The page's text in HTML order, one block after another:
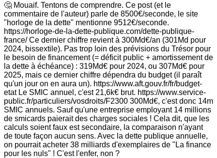
🤔 Mouaif. Tentons de comprendre. Ce post (et le
commentaire de l'auteur) parle de 8500€/seconde, le site
"horloge de la dette" mentionne 9512€/seconde.
https://horloge-de-la-dette-publique.com/dette-publique-
france/ Ce dernier chiffre revient à 300Md€/an (301Md pour
2024, bissextile). Pas trop loin des prévisions du Trésor pour
le besoin de financement (= déficit public + amortissement de
la dette à échéance) : 319Md€ pour 2024, ou 307Md€ pour
2025, mais ce dernier chiffre dépendra du budget (il paraît
qu'un jour on en aura un). https://www.aft.gouv.fr/fr/budget-
etat Le SMIC annuel, c'est 21,6k€ brut. https://www.service-
public.fr/particuliers/vosdroits/F2300 300Md€, c'est donc 14m
SMIC annuels. Sauf qu'une entreprise employant 14 millions
de smicards paierait des charges sociales ! Cela dit, que les
calculs soient faux est secondaire, la comparaison n'ayant
de toute façon aucun sens. Avec la dette publique annuelle,
on pourrait acheter 38 milliards d'exemplaires de "La finance
pour les nuls" ! C'est l'enfer, non ?